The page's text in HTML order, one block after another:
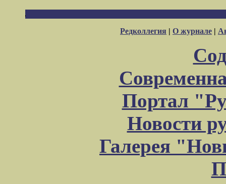
Редколлегия | О журнале |
Портал
Новости
Галерея